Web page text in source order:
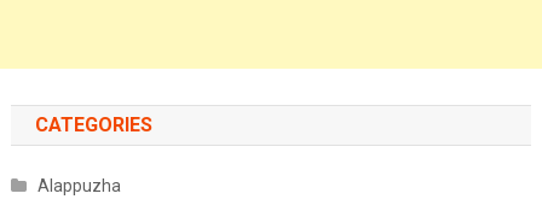
CATEGORIES
Alappuzha